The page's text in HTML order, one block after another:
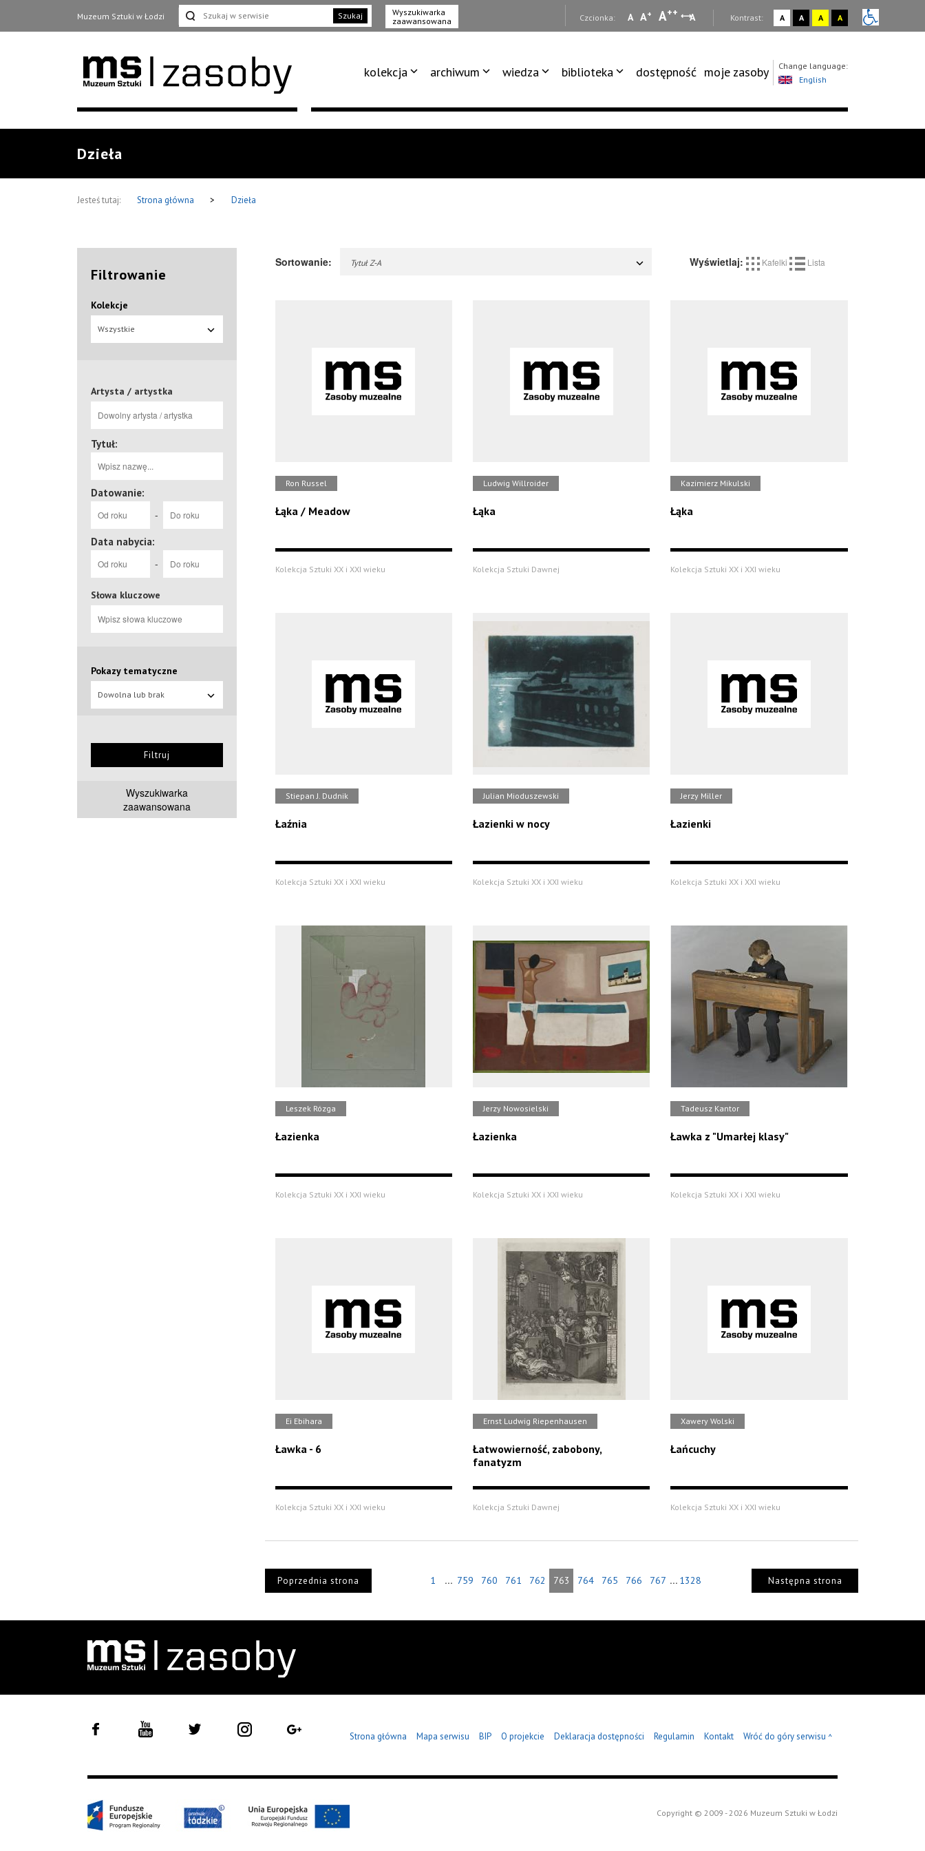
Muzeum Sztuki w Łodzi Szukaj
Wyszukiwarka
zaawansowana
Czcionka: A A+ A++ A Kontrast: A A A A
kolekcja archiwum wiedza biblioteka dostępność moje zasoby
Change language:
English
Dzieła
Jesteś tutaj: Strona główna > Dzieła
Filtrowanie
Kolekcje
Wszystkie
Artysta / artystka
Tytuł:
Datowanie:
-
Data nabycia:
-
Słowa kluczowe
Pokazy tematyczne
Dowolna lub brak
Filtruj
Wyszukiwarka
zaawansowana
Sortowanie: Tytuł Z-A Wyświetlaj: Kafelki Lista
Ron Russel
Łąka / Meadow
Kolekcja Sztuki XX i XXI wieku
Ludwig Willroider
Łąka
Kolekcja Sztuki Dawnej
Kazimierz Mikulski
Łąka
Kolekcja Sztuki XX i XXI wieku
Stiepan J. Dudnik
Łaźnia
Kolekcja Sztuki XX i XXI wieku
Julian Mioduszewski
Łazienki w nocy
Kolekcja Sztuki XX i XXI wieku
Jerzy Miller
Łazienki
Kolekcja Sztuki XX i XXI wieku
Leszek Rózga
Łazienka
Kolekcja Sztuki XX i XXI wieku
Jerzy Nowosielski
Łazienka
Kolekcja Sztuki XX i XXI wieku
Tadeusz Kantor
Ławka z "Umarłej klasy"
Kolekcja Sztuki XX i XXI wieku
Ei Ebihara
Ławka - 6
Kolekcja Sztuki XX i XXI wieku
Ernst Ludwig Riepenhausen
Łatwowierność, zabobony,
fanatyzm
Kolekcja Sztuki Dawnej
Xawery Wolski
Łańcuchy
Kolekcja Sztuki XX i XXI wieku
Poprzednia strona 1 ... 759 760 761 762 763 764 765 766 767 ... 1328 Następna strona
Strona główna Mapa serwisu BIP O projekcie Deklaracja dostępności Regulamin Kontakt Wróć do góry serwisu ^
Copyright © 2009 - 2026 Muzeum Sztuki w Łodzi